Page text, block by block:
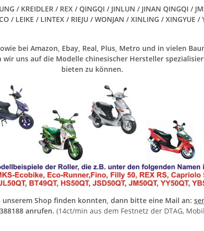
/ KREIDLER / REX / QINGQI / JINLUN / JINAN QINGQI /
/ LEIKE / LINTEX / RIEJU / WONJAN / XINLING / XINGYUE
bei Amazon, Ebay, Real, Plus, Metro und in vielen
uns auf die Modelle chinesischer Hersteller
bieten zu können.
Shop finden konnten, dann bitte eine Mail an:
anrufen. (14ct/min aus dem Festnetz der DTAG,